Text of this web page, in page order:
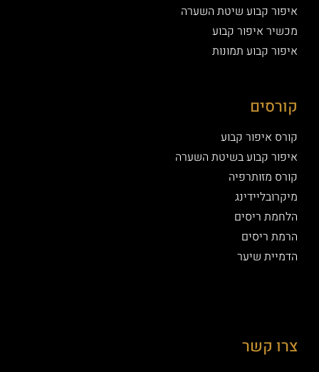
איפור קבוע שיטת השערה
מכשיר איפור קבוע
איפור קבוע תמונות
קורסים
קורס איפור קבוע
איפור קבוע בשיטת השערה
קורס מזותרפיה
מיקרובליידינג
הלחמת ריסים
הרמת ריסים
הדמיית שיער
צרו קשר